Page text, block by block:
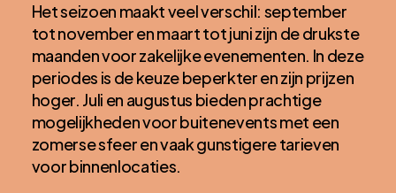
Het seizoen maakt veel verschil: september
tot november en maart tot juni zijn de drukste
maanden voor zakelijke evenementen. In deze
periodes is de keuze beperkter en zijn prijzen
hoger. Juli en augustus bieden prachtige
mogelijkheden voor buitenevents met een
zomerse sfeer en vaak gunstigere tarieven
voor binnenlocaties.